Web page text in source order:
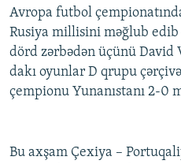
keçFƏRQƏ BAX
QANUNI DOĞRU
ARAŞDIRMA
MULTIMEDIA
FOTOQALEREYA
OXU ZALI
HAQQIMIZDA
Avropa futbol
Rusiya millisini məğlub edib
dörd zərbədən üçünü
dakı oyunlar D qrupu
çempionu Yunanıstanı 2-0
Bu axşam Çexiya –